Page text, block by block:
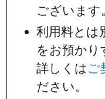
ございます
利用料とは
をお預かり
詳しくは ご
ださい。